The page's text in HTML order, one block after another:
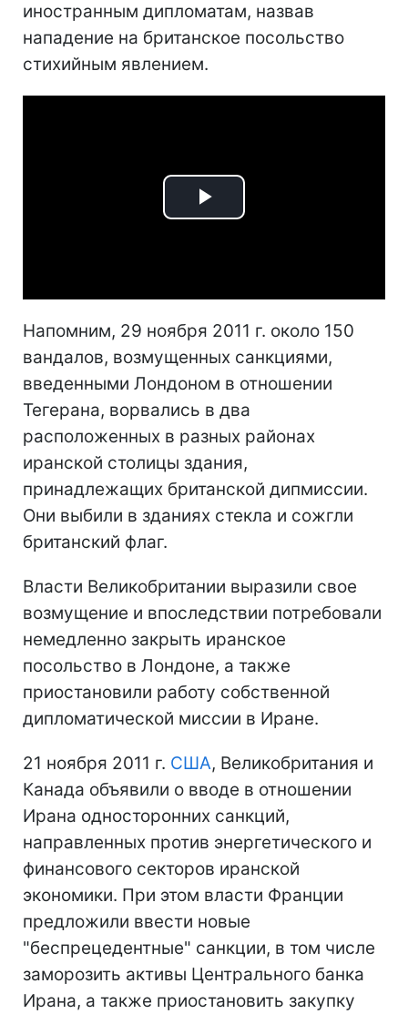
иностранным дипломатам, назвав
нападение на британское посольство
стихийным явлением.
Play
Напомним, 29 ноября 2011 г. около 150
вандалов, возмущенных санкциями,
введенными Лондоном в отношении
Тегерана, ворвались в два
расположенных в разных районах
иранской столицы здания,
принадлежащих британской дипмиссии.
Они выбили в зданиях стекла и сожгли
британский флаг.
Власти Великобритании выразили свое
возмущение и впоследствии потребовали
немедленно закрыть иранское
посольство в Лондоне, а также
приостановили работу собственной
дипломатической миссии в Иране.
21 ноября 2011 г. США, Великобритания и
Канада объявили о вводе в отношении
Ирана односторонних санкций,
направленных против энергетического и
финансового секторов иранской
экономики. При этом власти Франции
предложили ввести новые
"беспрецедентные" санкции, в том числе
заморозить активы Центрального банка
Ирана, а также приостановить закупку